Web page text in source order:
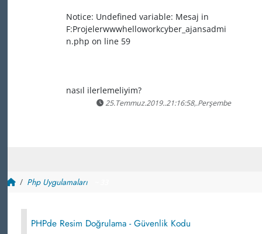
Notice: Undefined variable: Mesaj in
F:Projelerwwwhelloworkcyber_ajansadmi
n.php on line 59
nasıl ilerlemeliyim?
25.Temmuz.2019..21:16:58,.Perşembe
Php Uygulamaları
PHPde Resim Doğrulama - Güvenlik Kodu